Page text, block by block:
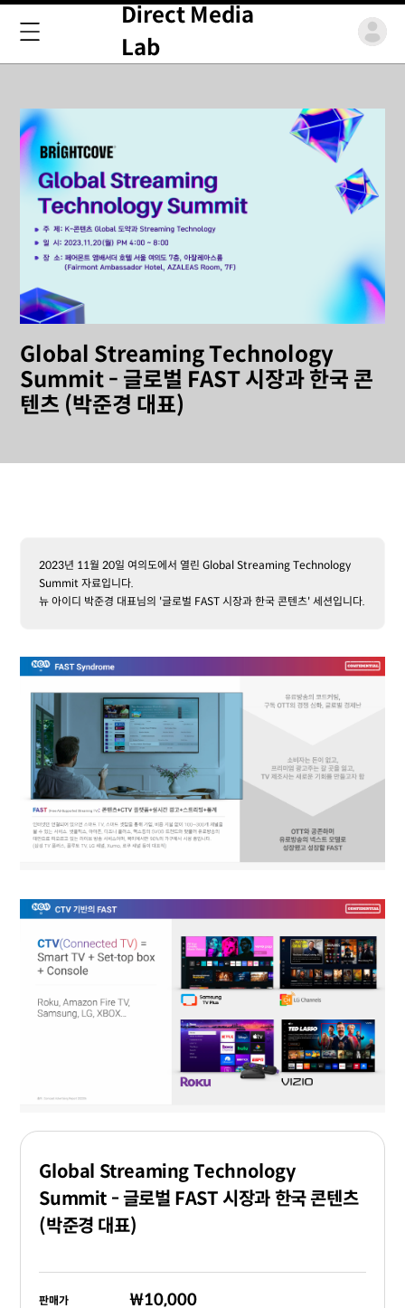
Direct Media
Lab
Global Streaming Technology
Summit - 글로벌 FAST 시장과 한국 콘
텐츠 (박준경 대표)
2023년 11월 20일 여의도에서 열린 Global Streaming Technology
Summit 자료입니다.
뉴 아이디 박준경 대표님의 '글로벌 FAST 시장과 한국 콘텐츠' 세션입니다.
Global Streaming Technology
Summit - 글로벌 FAST 시장과 한국 콘텐츠
(박준경 대표)
판매가 ₩10,000